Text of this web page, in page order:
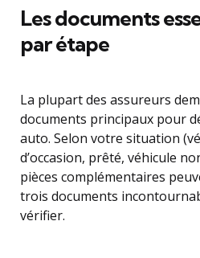
Les documents
par étape
La plupart des assureurs
documents principaux pour
auto. Selon votre situation
d’occasion, prêté, véhicule
pièces complémentaires
trois documents
vérifier.